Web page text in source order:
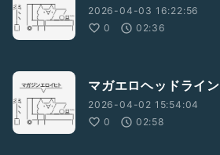
2026-04-03 16:22:56
0
02:36
マガエロヘッドライン
2026-04-02 15:54:04
0
02:58